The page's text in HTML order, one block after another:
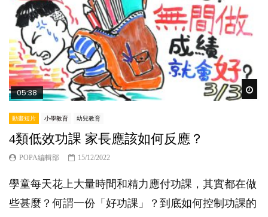
05:38
動畫短片 小學教育 幼兒教育
4類低效功課 家長應該如何反應？
POPA編輯部 15/12/2022
學童每天花上大量時間和精力應付功課，其實都在做
些甚麼？何謂一份「好功課」？到底如何控制功課的